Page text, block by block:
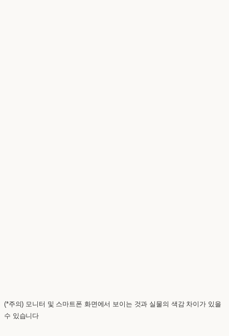
(*주의) 모니터 및 스마트폰 화면에서 보이는 것과 실물의 색감 차이가 있을
수 있습니다